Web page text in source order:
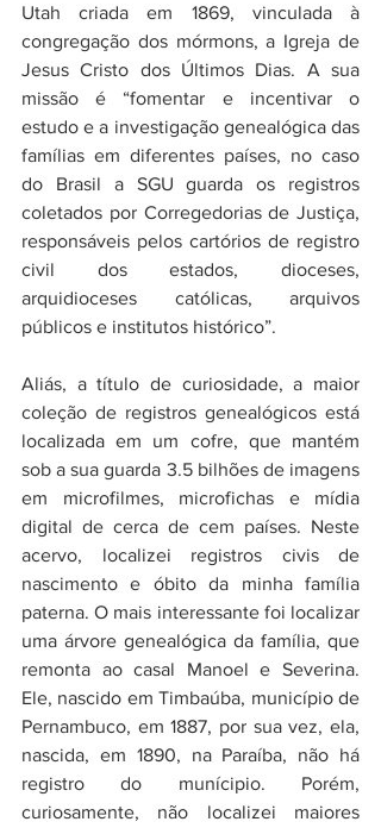
Utah criada em 1869, vinculada à
congregação dos mórmons, a Igreja de
Jesus Cristo dos Últimos Dias. A sua
missão é “fomentar e incentivar o
estudo e a investigação genealógica das
famílias em diferentes países, no caso
do Brasil a SGU guarda os registros
coletados por Corregedorias de Justiça,
responsáveis pelos cartórios de registro
civil dos estados, dioceses,
arquidioceses católicas, arquivos
públicos e institutos histórico”.
Aliás, a título de curiosidade, a maior
coleção de registros genealógicos está
localizada em um cofre, que mantém
sob a sua guarda 3.5 bilhões de imagens
em microfilmes, microfichas e mídia
digital de cerca de cem países. Neste
acervo, localizei registros civis de
nascimento e óbito da minha família
paterna. O mais interessante foi localizar
uma árvore genealógica da família, que
remonta ao casal Manoel e Severina.
Ele, nascido em Timbaúba, município de
Pernambuco, em 1887, por sua vez, ela,
nascida, em 1890, na Paraíba, não há
registro do munícipio. Porém,
curiosamente, não localizei maiores